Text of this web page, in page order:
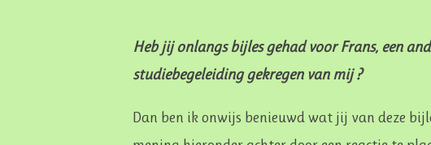
Heb jij onlangs bijles gehad voor Frans, een
studiebegeleiding gekregen van mij ?
Dan ben ik onwijs benieuwd wat jij van deze